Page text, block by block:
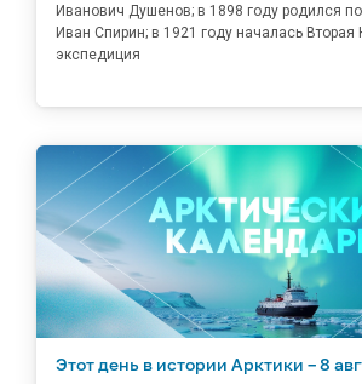
Иванович Душенов; в 1898 году родился
Иван Спирин; в 1921 году началась Вторая
экспедиция
Этот день в истории Арктики – 8